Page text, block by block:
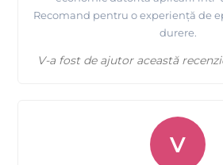
Recomand pentru o experiență de
durere.
V-a fost de ajutor această
V